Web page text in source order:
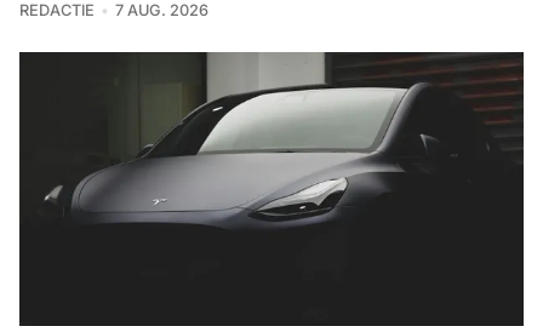
REDACTIE 7 AUG. 2026